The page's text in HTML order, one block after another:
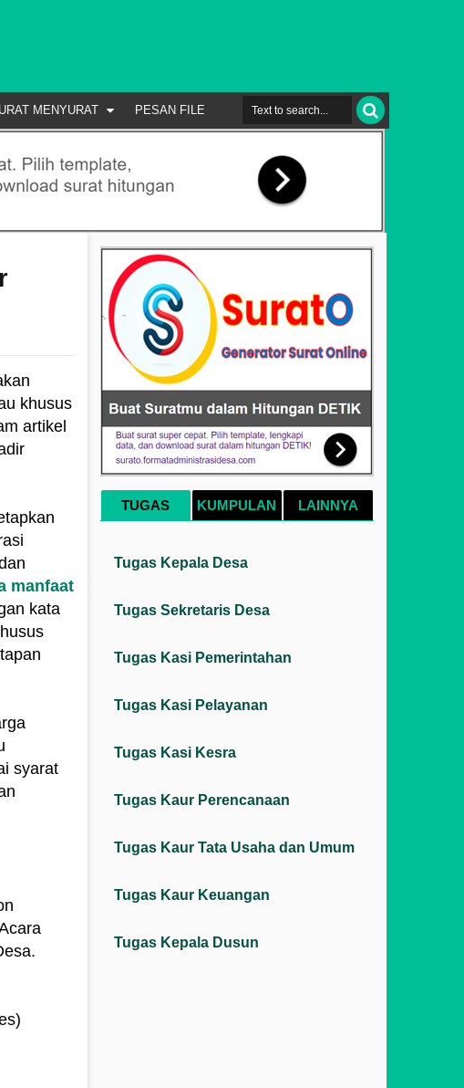
MENYURAT PESAN FILE
khusus
artikel
manfaat
kata
syarat
TUGAS KUMPULAN LAINNYA
Tugas Kepala Desa
Tugas Sekretaris Desa
Tugas Kasi Pemerintahan
Tugas Kasi Pelayanan
Tugas Kasi Kesra
Tugas Kaur Perencanaan
Tugas Kaur Tata Usaha dan Umum
Tugas Kaur Keuangan
Tugas Kepala Dusun